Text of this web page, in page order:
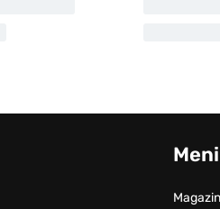
Magazin